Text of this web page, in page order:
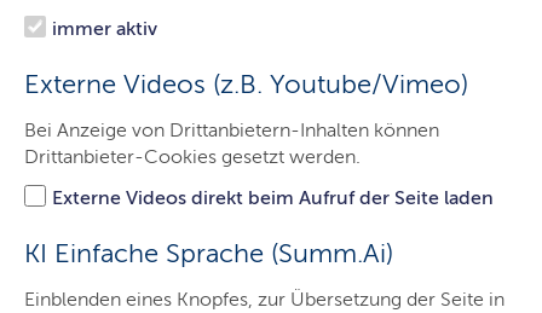
immer aktiv
Externe Videos (z.B. Youtube/Vimeo)
Bei Anzeige von Drittanbietern-Inhalten können
Drittanbieter-Cookies gesetzt werden.
Externe Videos direkt beim Aufruf der Seite laden
KI Einfache Sprache (Summ.Ai)
Einblenden eines Knopfes, zur Übersetzung der Seite in
oder der damaligen Jugendfürsorge untergebracht
heute leiden Betroffene an den Folgen von
Unterversorgung, Strafen, Gewalt und
Medikamentenversuchen.
Inhalte dieser Seite